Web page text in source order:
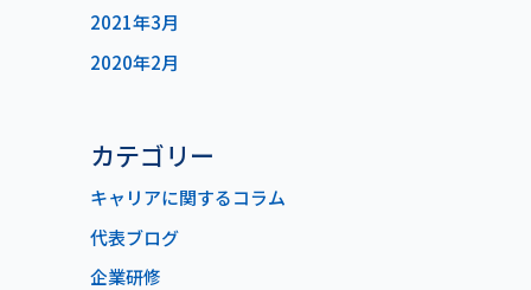
2021年3月
2020年2月
カテゴリー
キャリアに関するコラム
代表ブログ
企業研修